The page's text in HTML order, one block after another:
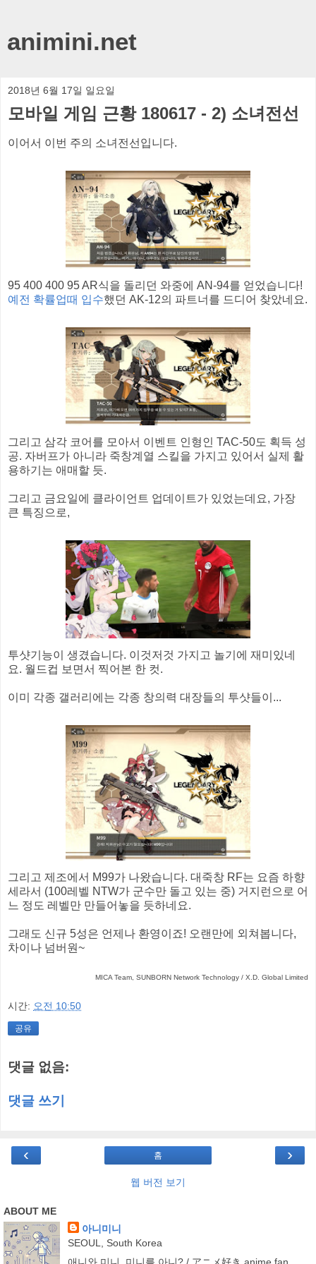
animini.net
2018년 6월 17일 일요일
모바일 게임 근황 180617 - 2) 소녀전선
이어서 이번 주의 소녀전선입니다.
95 400 400 95 AR식을 돌리던 와중에 AN-94를 얻었습니다!
예전 확률업때 입수했던 AK-12의 파트너를 드디어 찾았네요.
그리고 삼각 코어를 모아서 이벤트 인형인 TAC-50도 획득 성
공. 자버프가 아니라 죽창계열 스킬을 가지고 있어서 실제 활
용하기는 애매할 듯.
그리고 금요일에 클라이언트 업데이트가 있었는데요, 가장
큰 특징으로,
투샷기능이 생겼습니다. 이것저것 가지고 놀기에 재미있네
요. 월드컵 보면서 찍어본 한 컷.
이미 각종 갤러리에는 각종 창의력 대장들의 투샷들이...
그리고 제조에서 M99가 나왔습니다. 대죽창 RF는 요즘 하향
세라서 (100레벨 NTW가 군수만 돌고 있는 중) 거지런으로 어
느 정도 레벨만 만들어놓을 듯하네요.
그래도 신규 5성은 언제나 환영이죠! 오랜만에 외쳐봅니다,
차이나 넘버원~
MICA Team, SUNBORN Network Technology / X.D. Global Limited
시간: 오전 10:50
공유
댓글 없음:
댓글 쓰기
‹ ›
홈
웹 버전 보기
ABOUT ME
아니미니
SEOUL, South Korea